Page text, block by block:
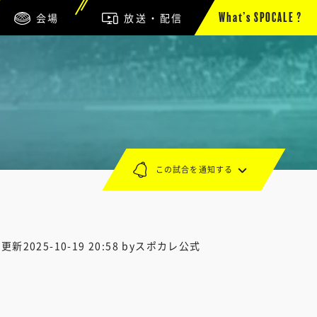
会場 放送・配信 What’s SPOCALE ?
新2025-10-19 20:58 byスポカレ公式
この試合を通知する